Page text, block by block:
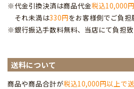
※代金引換決済は商品代金税込10,000
それ未満は330円をお客様側でご負担
※銀行振込手数料無料、当店にて負担致
送料について
商品や商品合計が税込10,000円以上で